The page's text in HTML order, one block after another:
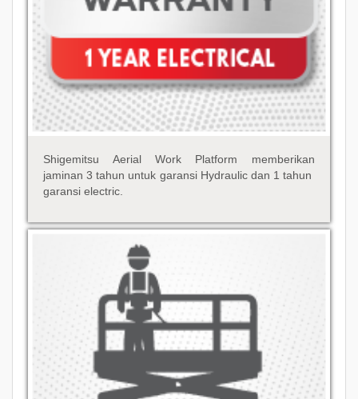
Shigemitsu Aerial Work Platform memberikan
jaminan 3 tahun untuk garansi Hydraulic dan 1 tahun
garansi electric.